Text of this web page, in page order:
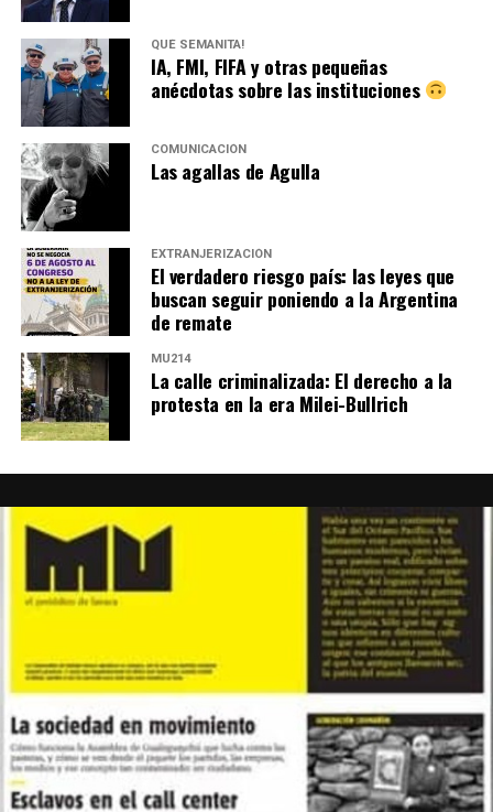
QUÉ SEMANITA!
IA, FMI, FIFA y otras pequeñas
anécdotas sobre las instituciones
COMUNICACIÓN
Las agallas de Agulla
EXTRANJERIZACIÓN
El verdadero riesgo país: las leyes que
buscan seguir poniendo a la Argentina
de remate
MU214
La calle criminalizada: El derecho a la
protesta en la era Milei-Bullrich